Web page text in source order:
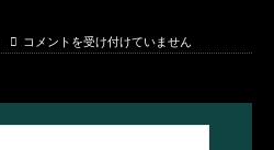
コメントを受け付けていません